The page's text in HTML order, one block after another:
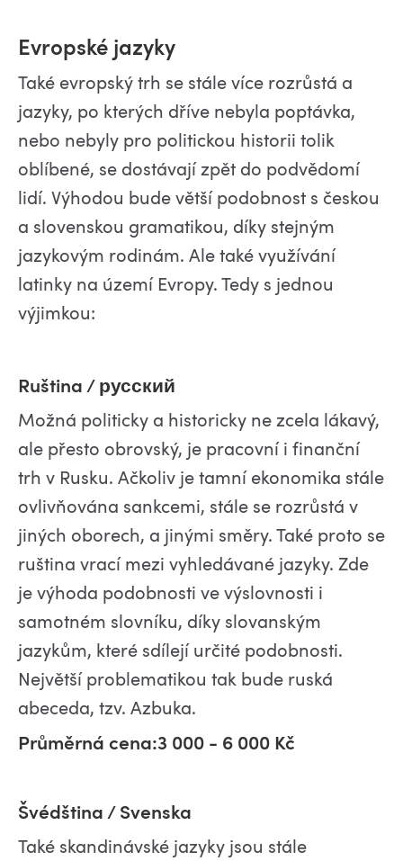
Evropské jazyky
Také evropský trh se stále více rozrůstá a
jazyky, po kterých dříve nebyla poptávka,
nebo nebyly pro politickou historii tolik
oblíbené, se dostávají zpět do podvědomí
lidí. Výhodou bude větší podobnost s českou
a slovenskou gramatikou, díky stejným
jazykovým rodinám. Ale také využívání
latinky na území Evropy. Tedy s jednou
výjimkou:
Ruština / русский
Možná politicky a historicky ne zcela lákavý,
ale přesto obrovský, je pracovní i finanční
trh v Rusku. Ačkoliv je tamní ekonomika stále
ovlivňována sankcemi, stále se rozrůstá v
jiných oborech, a jinými směry. Také proto se
ruština vrací mezi vyhledávané jazyky. Zde
je výhoda podobnosti ve výslovnosti i
samotném slovníku, díky slovanským
jazykům, které sdílejí určité podobnosti.
Největší problematikou tak bude ruská
abeceda, tzv. Azbuka.
Průměrná cena:3 000 - 6 000 Kč
Švédština / Svenska
Také skandinávské jazyky jsou stále